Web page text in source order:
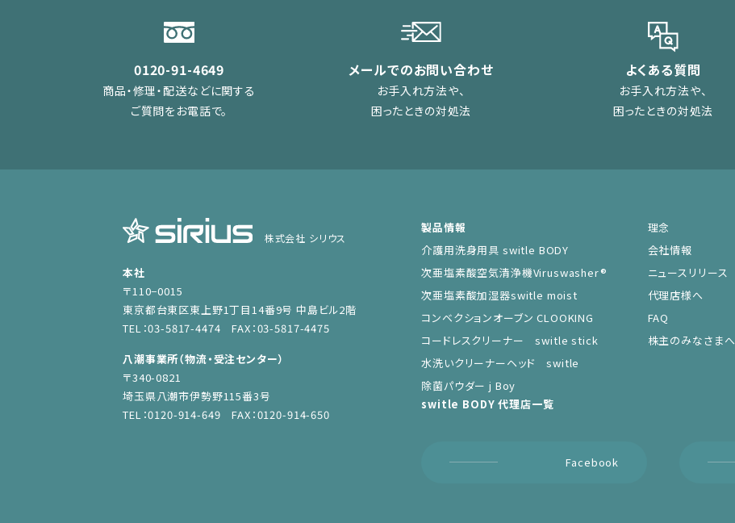
0120-91-4649
商品・修理・配送などに関する
ご質問をお電話で。
メールでのお問い合わせ
お手入れ方法や、
困ったときの対処法
よくある質問
お手入れ方法や、
困ったときの対処法
株式会社 シリウス
本社
〒110−0015
東京都台東区東上野1丁目14番9号 中島ビル2階
TEL：03-5817-4474 FAX：03-5817-4475
八潮事業所（物流・受注センター）
〒340-0821
埼玉県八潮市伊勢野115番3号
TEL：0120-914-649 FAX：0120-914-650
製品情報
介護用洗身用具 switle BODY
次亜塩素酸空気清浄機Viruswasher®︎
次亜塩素酸加湿器switle moist
コンベクションオーブン CLOOKING
コードレスクリーナー switle stick
水洗いクリーナーヘッド switle
除菌パウダー j Boy
switle BODY 代理店一覧
理念
会社情報
ニュースリリース
代理店様へ
FAQ
株主のみなさまへ
Facebook